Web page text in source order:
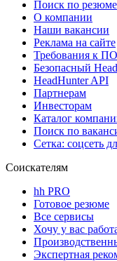
Поиск по резюме
О компании
Наши вакансии
Реклама на сайте
Требования к ПО
Безопасный
HeadHunter API
Партнерам
Инвесторам
Каталог
Поиск по
Сетка: соцсеть
Соискателям
hh PRO
Готовое резюме
Все сервисы
Хочу у вас
Экспертная